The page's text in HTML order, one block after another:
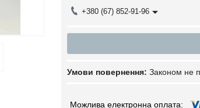
+380 (67) 852-91-96
Законом не